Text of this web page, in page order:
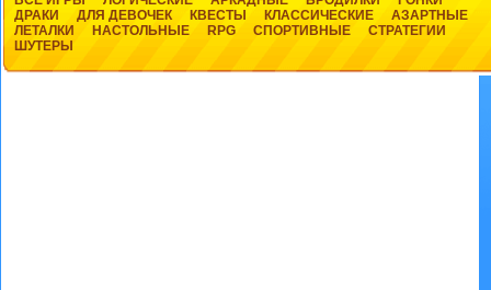
ДРАКИ
ДЛЯ ДЕВОЧЕК КВЕСТЫ КЛАССИЧЕСКИЕ
АЗАРТНЫЕ
ЛЕТАЛКИ
НАСТОЛЬНЫЕ RPG СПОРТИВНЫЕ
СТРАТЕГИИ
ШУТЕРЫ